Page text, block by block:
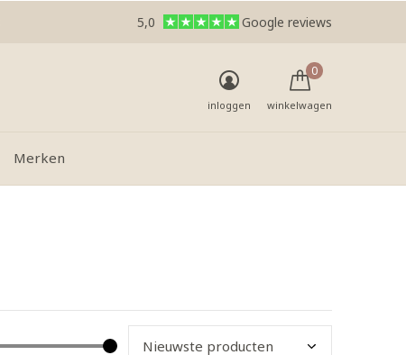
Merken
inloggen winkelwagen
0
5,0 Google reviews